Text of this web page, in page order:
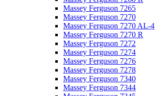
Massey Ferguson 7265
Massey Ferguson 7270
Massey Ferguson 7270 AL-4
Massey Ferguson 7270 R
Massey Ferguson 7272
Massey Ferguson 7274
Massey Ferguson 7276
Massey Ferguson 7278
Massey Ferguson 7340
Massey Ferguson 7344